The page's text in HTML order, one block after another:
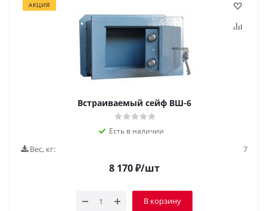
АКЦИЯ
Встраиваемый сейф ВШ-6
Есть в наличии
Вес, кг: 7
8 170₽/шт
В корзину